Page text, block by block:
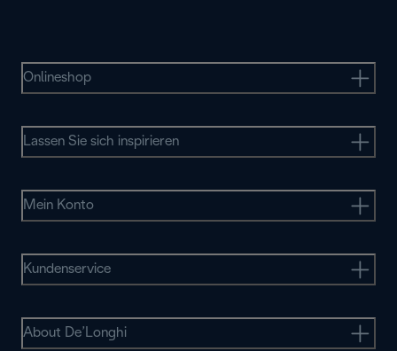
Onlineshop
Lassen Sie sich inspirieren
Mein Konto
Kundenservice
About De’Longhi